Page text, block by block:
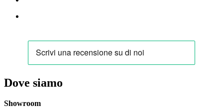
Dove siamo
Showroom